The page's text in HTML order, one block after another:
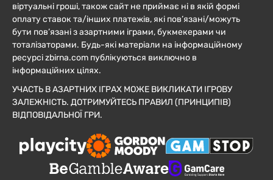
віртуальні гроші, також сайт не приймає ні в якій формі
оплату ставок та/інших платежів, які пов’язані/можуть
бути пов’язані з азартними іграми, букмекерами чи
тоталізаторами. Будь-які матеріали на інформаційному
ресурсі zbirna.com публікуються виключно в
інформаційних цілях.
УЧАСТЬ В АЗАРТНИХ ІГРАХ МОЖЕ ВИКЛИКАТИ ІГРОВУ
ЗАЛЕЖНІСТЬ. ДОТРИМУЙТЕСЬ ПРАВИЛ (ПРИНЦИПІВ)
ВІДПОВІДАЛЬНОЇ ГРИ.